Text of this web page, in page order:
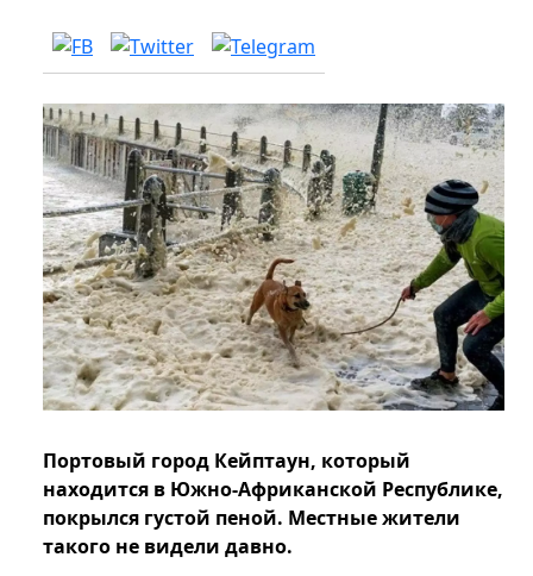
Портовый город Кейптаун, который
находится в Южно-Африканской Республике,
покрылся густой пеной. Местные жители
такого не видели давно.